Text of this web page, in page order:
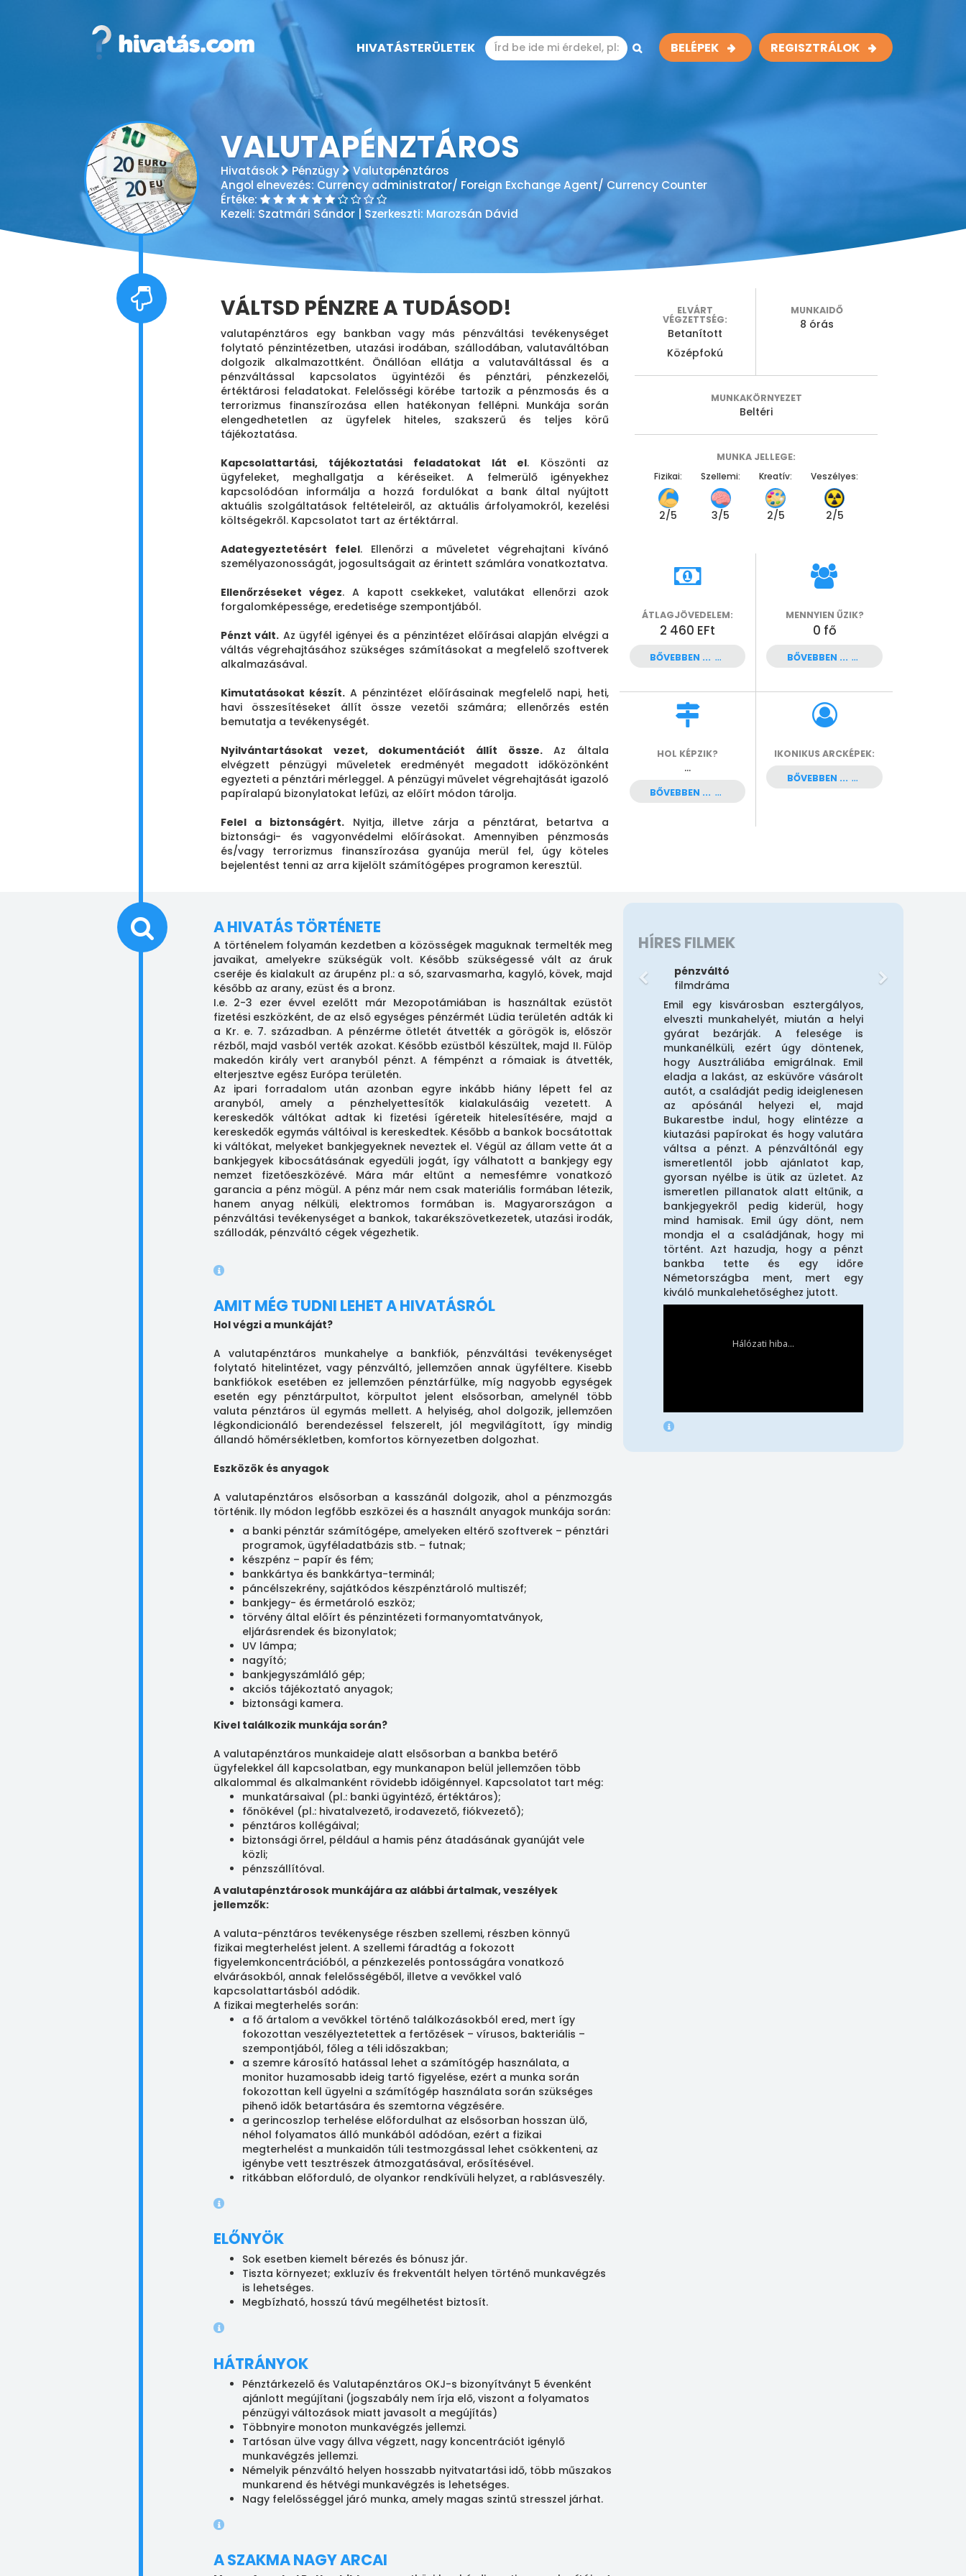
REGISZTRÁLOK
BELÉPEK
HIVATÁSTERÜLETEK
VALUTAPÉNZTÁROS
Hivatások Pénzügy
Valutapénztáros
Angol elnevezés: Currency administrator/ Foreign Exchange Agent/ Currency Counter
Értéke:
Kezeli: Szatmári Sándor | Szerkeszti: Marozsán Dávid
VÁLTSD PÉNZRE A TUDÁSOD!
valutapénztáros egy bankban vagy más pénzváltási tevékenységet
folytató pénzintézetben, utazási irodában, szállodában, valutaváltóban
dolgozik alkalmazottként. Önállóan ellátja a valutaváltással és a
pénzváltással kapcsolatos ügyintézői és pénztári, pénzkezelői,
értéktárosi feladatokat. Felelősségi körébe tartozik a pénzmosás és a
terrorizmus finanszírozása ellen hatékonyan fellépni. Munkája során
elengedhetetlen az ügyfelek hiteles, szakszerű és teljes körű
tájékoztatása.
Kapcsolattartási, tájékoztatási feladatokat lát el. Köszönti az
ügyfeleket, meghallgatja a kéréseiket. A felmerülő igényekhez
kapcsolódóan informálja a hozzá fordulókat a bank által nyújtott
aktuális szolgáltatások feltételeiről, az aktuális árfolyamokról, kezelési
költségekről. Kapcsolatot tart az értéktárral.
Adategyeztetésért felel. Ellenőrzi a műveletet végrehajtani kívánó
személyazonosságát, jogosultságait az érintett számlára vonatkoztatva.
Ellenőrzéseket végez. A kapott csekkeket, valutákat ellenőrzi azok
forgalomképessége, eredetisége szempontjából.
Pénzt vált. Az ügyfél igényei és a pénzintézet előírásai alapján elvégzi a
váltás végrehajtásához szükséges számításokat a megfelelő szoftverek
alkalmazásával.
Kimutatásokat készít. A pénzintézet előírásainak megfelelő napi, heti,
havi összesítéseket állít össze vezetői számára; ellenőrzés estén
bemutatja a tevékenységét.
Nyilvántartásokat vezet, dokumentációt állít össze.Az általa
elvégzett pénzügyi műveletek eredményét megadott időközönként
egyezteti a pénztári mérleggel. A pénzügyi művelet végrehajtását igazoló
papíralapú bizonylatokat lefűzi, az előírt módon tárolja.
Felel a biztonságért. Nyitja, illetve zárja a pénztárat, betartva a
biztonsági- és vagyonvédelmi előírásokat. Amennyiben pénzmosás
és/vagy terrorizmus finanszírozása gyanúja merül fel, úgy köteles
bejelentést tenni az arra kijelölt számítógépes programon keresztül.
ELVÁRT
VÉGZETTSÉG:
Betanított
Középfokú
MUNKAIDŐ
8 órás
MUNKAKÖRNYEZET
Beltéri
MUNKA JELLEGE:
Fizikai:
2/5
Szellemi:
3/5
Kreatív:
2/5
Veszélyes:
2/5
ÁTLAGJÖVEDELEM:
2 460 EFt
BŐVEBBEN ...
MENNYIEN ŰZIK?
0 fő
BŐVEBBEN ...
HOL KÉPZIK?
...
BŐVEBBEN ...
IKONIKUS ARCKÉPEK:
BŐVEBBEN ...
A HIVATÁS TÖRTÉNETE
A történelem folyamán kezdetben a közösségek maguknak termelték meg
javaikat, amelyekre szükségük volt. Később szükségessé vált az áruk
cseréje és kialakult az árupénz pl.: a só, szarvasmarha, kagyló, kövek, majd
később az arany, ezüst és a bronz.
I.e. 2-3 ezer évvel ezelőtt már Mezopotámiában is használtak ezüstöt
fizetési eszközként, de az első egységes pénzérmét Lüdia területén adták ki
a Kr. e. 7. században. A pénzérme ötletét átvették a görögök is, először
rézből, majd vasból verték azokat. Később ezüstből készültek, majd II. Fülöp
makedón király vert aranyból pénzt. A fémpénzt a rómaiak is átvették,
elterjesztve egész Európa területén.
Az ipari forradalom után azonban egyre inkább hiány lépett fel az
aranyból, amely a pénzhelyettesítők kialakulásáig vezetett. A
kereskedők váltókat adtak ki fizetési ígéreteik hitelesítésére, majd a
kereskedők egymás váltóival is kereskedtek. Később a bankok bocsátottak
ki váltókat, melyeket bankjegyeknek neveztek el. Végül az állam vette át a
bankjegyek kibocsátásának egyedüli jogát, így válhatott a bankjegy egy
nemzet fizetőeszközévé. Mára már eltűnt a nemesfémre vonatkozó
garancia a pénz mögül. A pénz már nem csak materiális formában létezik,
hanem anyag nélküli, elektromos formában is. Magyarországon a
pénzváltási tevékenységet a bankok, takarékszövetkezetek, utazási irodák,
szállodák, pénzváltó cégek végezhetik.
AMIT MÉG TUDNI LEHET A HIVATÁSRÓL
Hol végzi a munkáját?
A valutapénztáros munkahelye a bankfiók, pénzváltási tevékenységet
folytató hitelintézet, vagy pénzváltó, jellemzően annak ügyféltere. Kisebb
bankfiókok esetében ez jellemzően pénztárfülke, míg nagyobb egységek
esetén egy pénztárpultot, körpultot jelent elsősorban, amelynél több
valuta pénztáros ül egymás mellett. A helyiség, ahol dolgozik, jellemzően
légkondicionáló berendezéssel felszerelt, jól megvilágított, így mindig
állandó hőmérsékletben, komfortos környezetben dolgozhat.
Eszközök és anyagok
A valutapénztáros elsősorban a kasszánál dolgozik, ahol a pénzmozgás
történik. Ily módon legfőbb eszközei és a használt anyagok munkája során:
a banki pénztár számítógépe, amelyeken eltérő szoftverek – pénztári
programok, ügyféladatbázis stb. – futnak;
készpénz – papír és fém;
bankkártya és bankkártya-terminál;
páncélszekrény, sajátkódos készpénztároló multiszéf;
bankjegy- és érmetároló eszköz;
törvény által előírt és pénzintézeti formanyomtatványok,
eljárásrendek és bizonylatok;
UV lámpa;
nagyító;
bankjegyszámláló gép;
akciós tájékoztató anyagok;
biztonsági kamera.
Kivel találkozik munkája során?
A valutapénztáros munkaideje alatt elsősorban a bankba betérő
ügyfelekkel áll kapcsolatban, egy munkanapon belül jellemzően több
alkalommal és alkalmanként rövidebb időigénnyel. Kapcsolatot tart még:
munkatársaival (pl.: banki ügyintéző, értéktáros);
főnökével (pl.: hivatalvezető, irodavezető, fiókvezető);
pénztáros kollégáival;
biztonsági őrrel, például a hamis pénz átadásának gyanúját vele
közli;
pénzszállítóval.
A valutapénztárosok munkájára az alábbi ártalmak, veszélyek
jellemzők:
A valuta-pénztáros tevékenysége részben szellemi, részben könnyű
fizikai megterhelést jelent. A szellemi fáradtág a fokozott
figyelemkoncentrációból, a pénzkezelés pontosságára vonatkozó
elvárásokból, annak felelősségéből, illetve a vevőkkel való
kapcsolattartásból adódik.
A fizikai megterhelés során:
a fő ártalom a vevőkkel történő találkozásokból ered, mert így
fokozottan veszélyeztetettek a fertőzések – vírusos, bakteriális –
szempontjából, főleg a téli időszakban;
a szemre károsító hatással lehet a számítógép használata, a
monitor huzamosabb ideig tartó figyelése, ezért a munka során
fokozottan kell ügyelni a számítógép használata során szükséges
pihenő idők betartására és szemtorna végzésére.
a gerincoszlop terhelése előfordulhat az elsősorban hosszan ülő,
néhol folyamatos álló munkából adódóan, ezért a fizikai
megterhelést a munkaidőn túli testmozgással lehet csökkenteni, az
igénybe vett tesztrészek átmozgatásával, erősítésével.
ritkábban előforduló, de olyankor rendkívüli helyzet, a rablásveszély.
ELŐNYÖK
Sok esetben kiemelt bérezés és bónusz jár.
Tiszta környezet; exkluzív és frekventált helyen történő munkavégzés
is lehetséges.
Megbízható, hosszú távú megélhetést biztosít.
HÁTRÁNYOK
Pénztárkezelő és Valutapénztáros OKJ-s bizonyítványt 5 évenként
ajánlott megújítani (jogszabály nem írja elő, viszont a folyamatos
pénzügyi változások miatt javasolt a megújítás)
Többnyire monoton munkavégzés jellemzi.
Tartósan ülve vagy állva végzett, nagy koncentrációt igénylő
munkavégzés jellemzi.
Némelyik pénzváltó helyen hosszabb nyitvatartási idő, több műszakos
munkarend és hétvégi munkavégzés is lehetséges.
Nagy felelősséggel járó munka, amely magas szintű stresszel járhat.
A SZAKMA NAGY ARCAI
HÍRES FILMEK
pénzváltó
filmdráma
Emil egy kisvárosban esztergályos,
elveszti munkahelyét, miután a helyi
gyárat bezárják. A felesége is
munkanélküli, ezért úgy döntenek,
hogy Ausztráliába emigrálnak. Emil
eladja a lakást, az esküvőre vásárolt
autót, a családját pedig ideiglenesen
az apósánál helyezi el, majd
Bukarestbe indul, hogy elintézze a
kiutazási papírokat és hogy valutára
váltsa a pénzt. A pénzváltónál egy
ismeretlentől jobb ajánlatot kap,
gyorsan nyélbe is ütik az üzletet. Az
ismeretlen pillanatok alatt eltűnik, a
bankjegyekről pedig kiderül, hogy
mind hamisak. Emil úgy dönt, nem
mondja el a családjának, hogy mi
történt. Azt hazudja, hogy a pénzt
bankba tette és egy időre
Németországba ment, mert egy
kiváló munkalehetőséghez jutott.